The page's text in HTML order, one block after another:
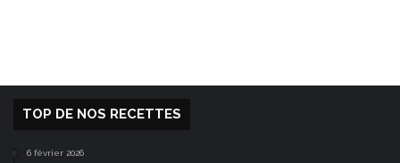
TOP DE NOS RECETTES
6 février 2026